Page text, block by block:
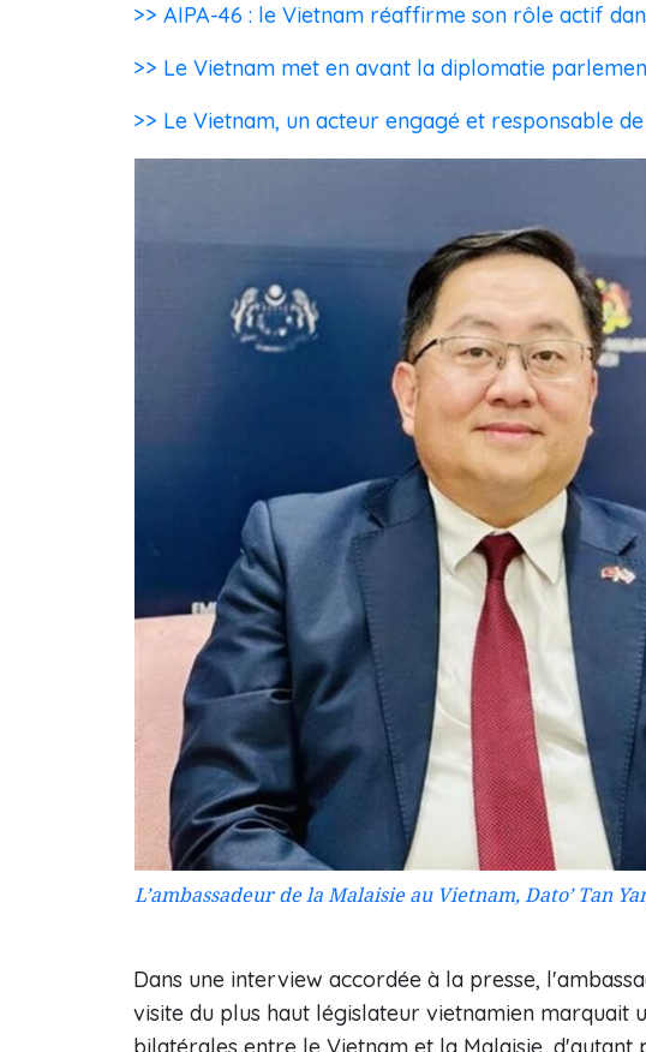
>> AIPA-46 : le Vietnam réaffirme son rôle actif
>> Le Vietnam met en avant la diplomatie
>> Le Vietnam, un acteur engagé et responsable de
L’ambassadeur de la Malaisie au Vietnam, Dato’ Tan
Dans une interview accordée à la presse,
visite du plus haut législateur vietnamien marquait